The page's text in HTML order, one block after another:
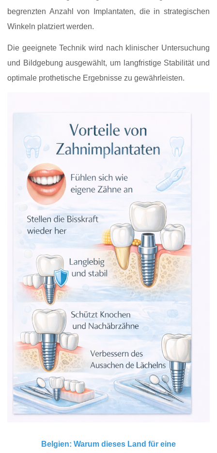
begrenzten Anzahl von Implantaten, die in strategischen
Winkeln platziert werden.
Die geeignete Technik wird nach klinischer Untersuchung
und Bildgebung ausgewählt, um langfristige Stabilität und
optimale prothetische Ergebnisse zu gewährleisten.
Belgien: Warum dieses Land für eine